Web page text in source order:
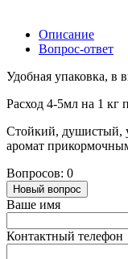
Описание
Вопрос-ответ
Удобная упаковка, в
Расход 4-5мл на 1 кг
Стойкий, душистый,
аромат
Вопросов: 0
Новый вопрос
Ваше имя
Контактный телефон